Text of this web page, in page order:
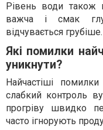
Рівень води також
важча і смак
відчувається грубіше.
Які помилки
уникнути?
Найчастіші
слабкий контроль
прогріву швидко
часто ігнорують